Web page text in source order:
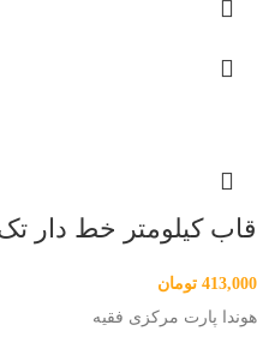
قاب کیلومتر خط دار تک
413,000 تومان
هوندا پارت مرکزی فقیه